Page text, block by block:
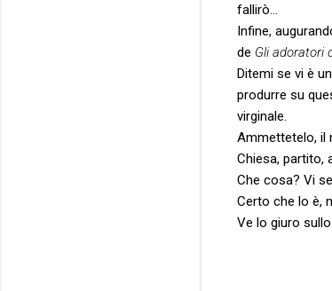
fallirò…
Infine,
de Gli adoratori
Ditemi se vi è
produrre su
virginale.
Ammettetelo, il
Chiesa, partito,
Che cosa? Vi
Certo che lo è,
Ve lo giuro